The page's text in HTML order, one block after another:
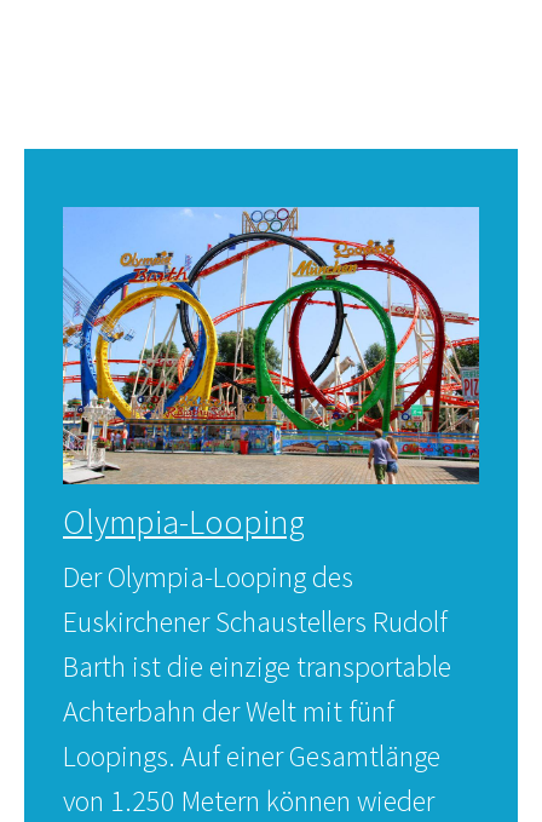
Olympia-Looping
Der Olympia-Looping des
Euskirchener Schaustellers Rudolf
Barth ist die einzige transportable
Achterbahn der Welt mit fünf
Loopings. Auf einer Gesamtlänge
von 1.250 Metern können wieder